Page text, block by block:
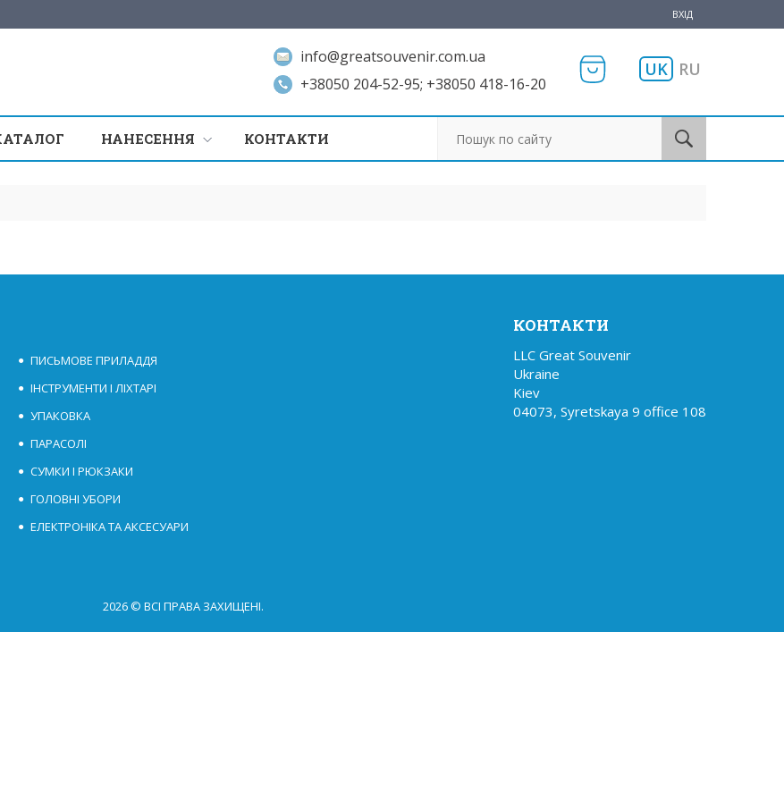
ВХІД
UK RU
info@greatsouvenir.com.ua
+38050 204-52-95; +38050 418-16-20
НАНЕСЕННЯ КОНТАКТИ
ПИСЬМОВЕ ПРИЛАДДЯ
ІНСТРУМЕНТИ І ЛІХТАРІ
УПАКОВКА
ПАРАСОЛІ
СУМКИ І РЮКЗАКИ
ГОЛОВНІ УБОРИ
ЕЛЕКТРОНІКА ТА АКСЕСУАРИ
КОНТАКТИ
LLC Great Souvenir
Ukraine
Kiev
04073, Syretskaya 9 office 108
2026 © ВСІ ПРАВА ЗАХИЩЕНІ.